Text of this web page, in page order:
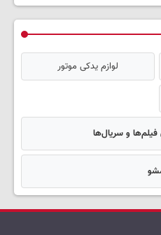
لوازم یدکی موتور
و سریال‌ها